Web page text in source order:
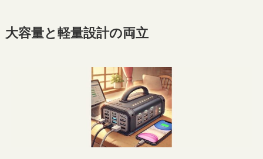
大容量と軽量設計の両立